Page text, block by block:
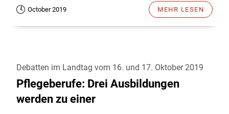
October 2019 MEHR LESEN
Debatten im Landtag vom 16. und 17. Oktober 2019
Pflegeberufe: Drei Ausbildungen
werden zu einer